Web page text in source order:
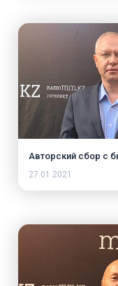
Авторский сбор с
27.01.2021